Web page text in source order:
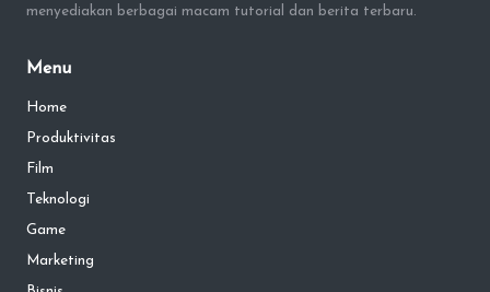
menyediakan berbagai macam tutorial dan berita terbaru.
Menu
Home
Produktivitas
Film
Teknologi
Game
Marketing